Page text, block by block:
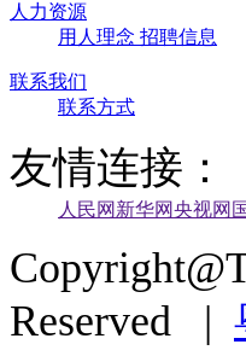
人力资源
用人理念 招聘信息
联系我们
联系方式
友情连接：
人民网 新华网央视网
Reserved |